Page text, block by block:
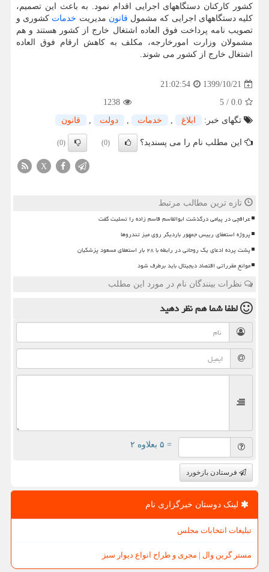
کشور کارکنان دستگاههای اجرایی اقدام نمود. به باعث این تصمیم،
کلیه دستگاههای اجرایی که مشمول قانون مدیریت خدمات کشوری و
تصویب نامه پرداخت فوق العاده اشتغال خارج از کشور هستند و هم
مشمولان وزارت امورخارجه، مکلف به کاهش ارقام فوق العاده
اشتغال خارج از کشور می شوند.
1399/10/21
21:02:54
0.0
/
5
1238
تگهای خبر:
ابلاغ , خدمات , دولت , قانون
این مطلب نام را می پسندید؟ (0)
(0)
X
تازه ترین مطالب مرتبط
عراقچی در پیامی درگذشت ابوالقاسم قاسم زاده را تسلیت گفت
پروژه استعفای رییس جمهور باردیگر روی میز تندروها
پشت پرده ادعای یک روحانی در رابطه با ۲۸ بار استعفای مسعود پزشکیان
موانع مقرراتی اقتصاد دیجیتال باید برطرف شود
نظرات بینندگان نام در مورد این مطلب
لطفا شما همنظر دهید
= ۵ بعلاوه ۲
فرستادن بازخورد
لینک دوستان خبرگزاری نام
تبلیغات انتخابات مجلس
مستر گرین وال | مجری و طراح انواع دیوار سبز